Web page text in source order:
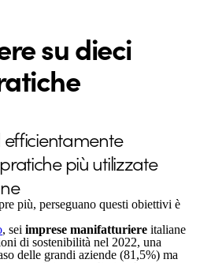
su dieci
efficientamente
più utilizzate
più, perseguano questi obiettivi è
, sei imprese manifatturiere italiane
di sostenibilità nel 2022, una
delle grandi aziende (81,5%) ma